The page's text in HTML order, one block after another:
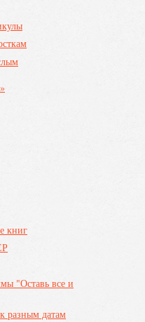
книг
"Оставь все и
разным датам